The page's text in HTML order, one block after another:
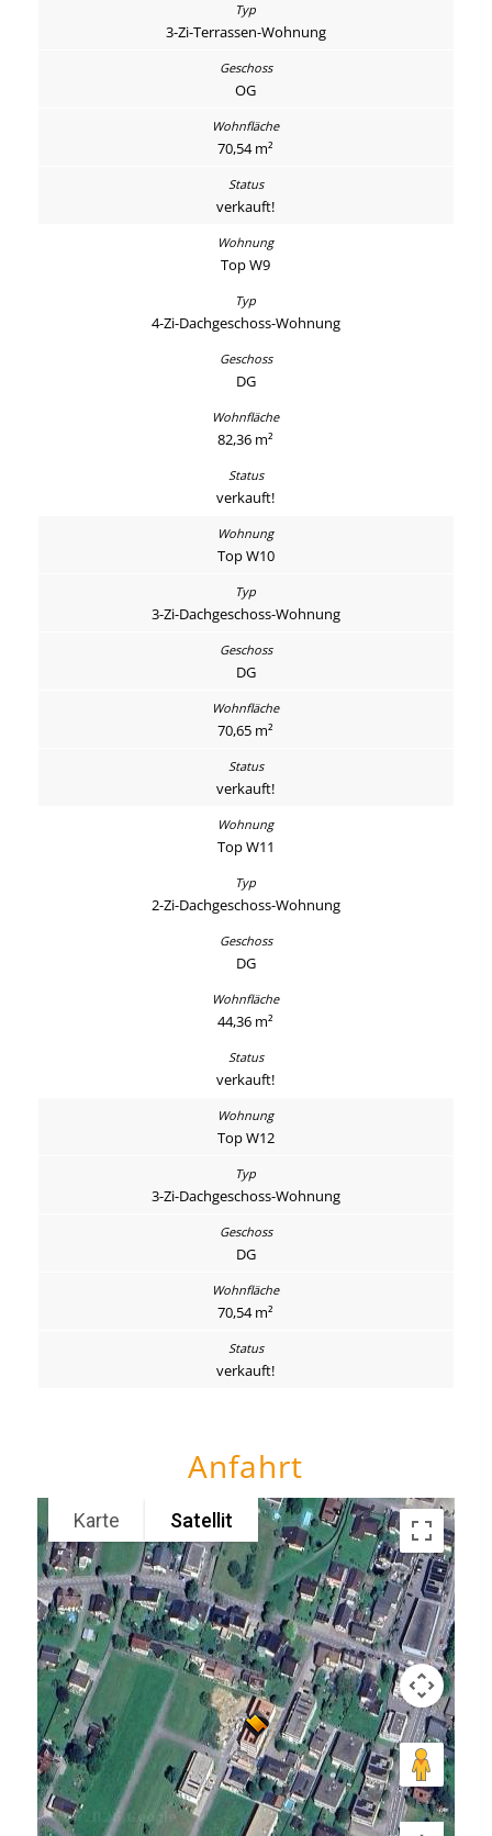
3-Zi-Terrassen-Wohnung
OG
70,54 m²
verkauft!
Top W9
4-Zi-Dachgeschoss-Wohnung
DG
82,36 m²
verkauft!
Top W10
3-Zi-Dachgeschoss-Wohnung
DG
70,65 m²
verkauft!
Top W11
2-Zi-Dachgeschoss-Wohnung
DG
44,36 m²
verkauft!
Top W12
3-Zi-Dachgeschoss-Wohnung
DG
70,54 m²
verkauft!
Anfahrt
Karte Satellit